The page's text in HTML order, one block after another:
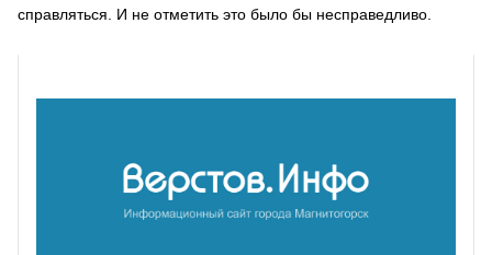
справляться. И не отметить это было бы несправедливо.